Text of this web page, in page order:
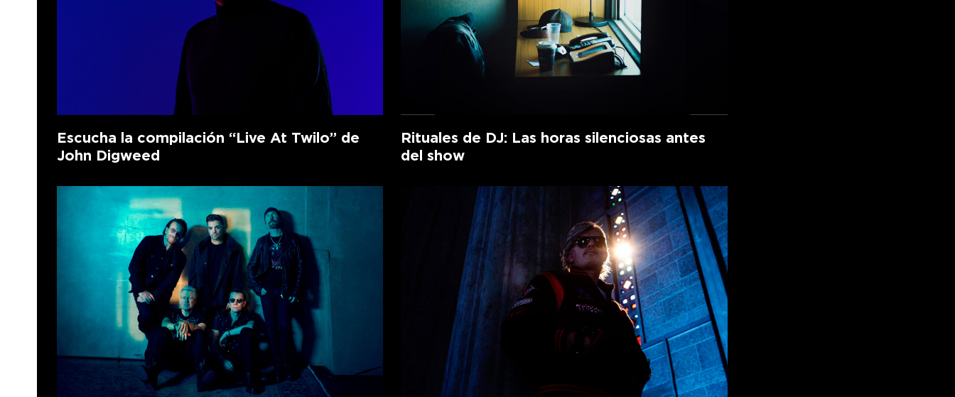
Escucha la compilación “Live At Twilo” de
John Digweed
Rituales de DJ: Las horas silenciosas antes
del show